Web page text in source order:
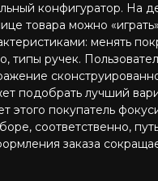
конфигуратор. На
товара можно «играть»
менять
типы ручек.
подобрать лучший
этого покупатель
соответственно,
заказа